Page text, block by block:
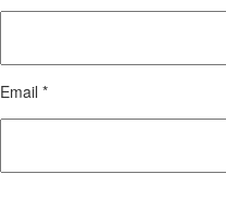
Email *